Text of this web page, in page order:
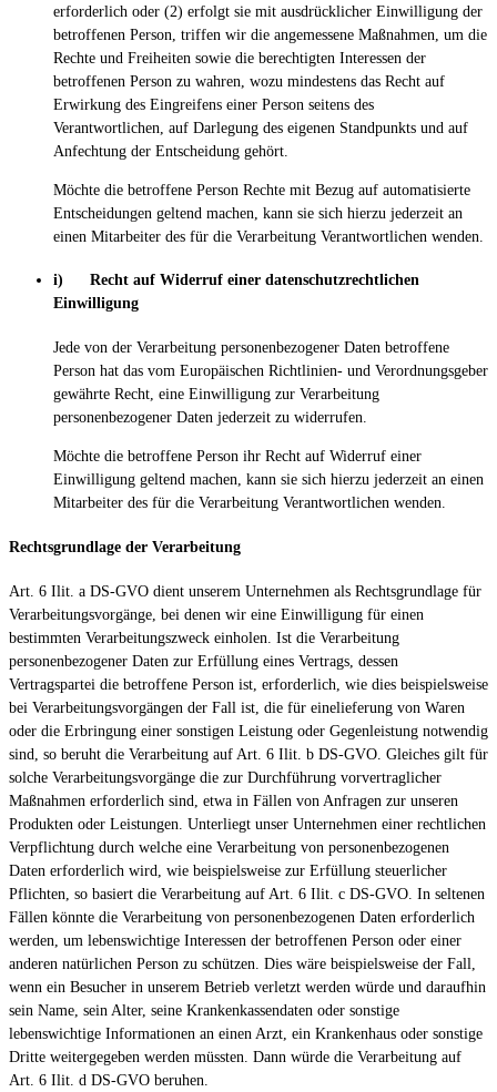
erforderlich oder (2) erfolgt sie mit ausdrücklicher Einwilligung der
betroffenen Person, triffen wir die angemessene Maßnahmen, um die
Rechte und Freiheiten sowie die berechtigten Interessen der
betroffenen Person zu wahren, wozu mindestens das Recht auf
Erwirkung des Eingreifens einer Person seitens des
Verantwortlichen, auf Darlegung des eigenen Standpunkts und auf
Anfechtung der Entscheidung gehört.
Möchte die betroffene Person Rechte mit Bezug auf automatisierte
Entscheidungen geltend machen, kann sie sich hierzu jederzeit an
einen Mitarbeiter des für die Verarbeitung Verantwortlichen wenden.
i) Recht auf Widerruf einer datenschutzrechtlichen
Einwilligung
Jede von der Verarbeitung personenbezogener Daten betroffene
Person hat das vom Europäischen Richtlinien- und Verordnungsgeber
gewährte Recht, eine Einwilligung zur Verarbeitung
personenbezogener Daten jederzeit zu widerrufen.
Möchte die betroffene Person ihr Recht auf Widerruf einer
Einwilligung geltend machen, kann sie sich hierzu jederzeit an einen
Mitarbeiter des für die Verarbeitung Verantwortlichen wenden.
Rechtsgrundlage der Verarbeitung
Art. 6 Ilit. a DS-GVO dient unserem Unternehmen als Rechtsgrundlage für
Verarbeitungsvorgänge, bei denen wir eine Einwilligung für einen
bestimmten Verarbeitungszweck einholen. Ist die Verarbeitung
personenbezogener Daten zur Erfüllung eines Vertrags, dessen
Vertragspartei die betroffene Person ist, erforderlich, wie dies beispielsweise
bei Verarbeitungsvorgängen der Fall ist, die für einelieferung von Waren
oder die Erbringung einer sonstigen Leistung oder Gegenleistung notwendig
sind, so beruht die Verarbeitung auf Art. 6 Ilit. b DS-GVO. Gleiches gilt für
solche Verarbeitungsvorgänge die zur Durchführung vorvertraglicher
Maßnahmen erforderlich sind, etwa in Fällen von Anfragen zur unseren
Produkten oder Leistungen. Unterliegt unser Unternehmen einer rechtlichen
Verpflichtung durch welche eine Verarbeitung von personenbezogenen
Daten erforderlich wird, wie beispielsweise zur Erfüllung steuerlicher
Pflichten, so basiert die Verarbeitung auf Art. 6 Ilit. c DS-GVO. In seltenen
Fällen könnte die Verarbeitung von personenbezogenen Daten erforderlich
werden, um lebenswichtige Interessen der betroffenen Person oder einer
anderen natürlichen Person zu schützen. Dies wäre beispielsweise der Fall,
wenn ein Besucher in unserem Betrieb verletzt werden würde und daraufhin
sein Name, sein Alter, seine Krankenkassendaten oder sonstige
lebenswichtige Informationen an einen Arzt, ein Krankenhaus oder sonstige
Dritte weitergegeben werden müssten. Dann würde die Verarbeitung auf
Art. 6 Ilit. d DS-GVO beruhen.